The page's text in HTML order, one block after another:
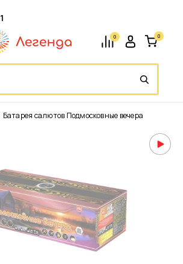
0 0
Батарея салютов Подмосковные вечера